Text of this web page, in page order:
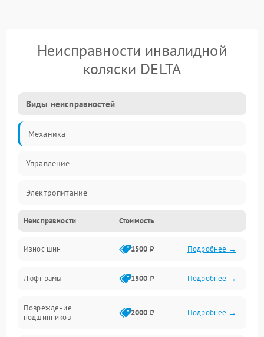
Неисправности инвалидной
коляски DELTA
Виды неисправностей
Механика
Управление
Электропитание
Привод
Неисправности Стоимость
Износ шин 1500 ₽ Подробнее →
Люфт рамы 1500 ₽ Подробнее →
Повреждение
подшипников
2000 ₽ Подробнее →